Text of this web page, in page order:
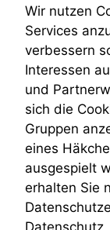
Teilungsklage
Venezuela
VRK
ZPO
Zustellfiktion
Zuständigkeit
Öffentliches
Wir nutzen
Services
verbessern
Interessen
und
sich die
Gruppen
eines
ausgespielt
erhalten Sie
Datenschutz